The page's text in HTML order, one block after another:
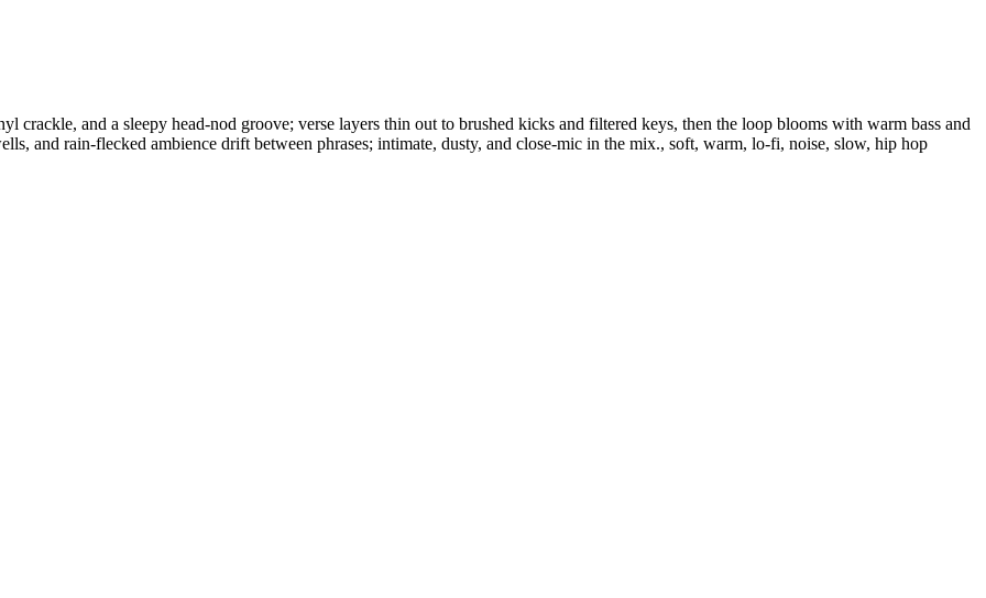
and a sleepy head-nod groove; verse layers thin out to brushed kicks and filtered keys, then the loop blooms with warm bass and
and rain-flecked ambience drift between phrases; intimate, dusty, and close-mic in the mix., soft, warm, lo-fi, noise, slow, hip hop